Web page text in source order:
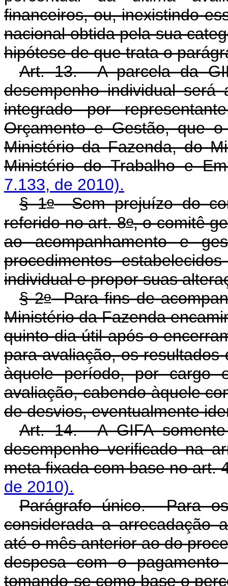
financeiros, ou, inexistindo
nacional obtida pela sua
hipótese de que trata o
Art. 13. A parcela da
desempenho individual será
integrado por
Orçamento e Gestão, que
Ministério da Fazenda, do
Ministério do Trabalho e
7.133, de 2010).
§ 1oSem prejuízo do
referido no art. 8o, o comitê
ao acompanhamento e
procedimentos
individual e propor suas
§ 2oPara fins de
Ministério da Fazenda
quinto dia útil após o
para avaliação, os
àquele período, por
avaliação, cabendo àquele
de desvios, eventualmente
Art. 14. A GIFA
desempenho verificado na
meta fixada com base no art.
de 2010).
Parágrafo único. Para
considerada a arrecadação
até o mês anterior ao do
despesa com o
tomando-se como base o